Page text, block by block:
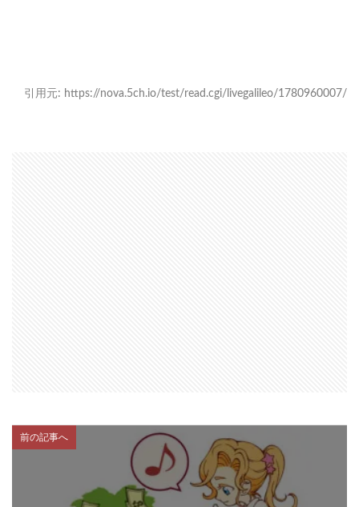
引用元: https://nova.5ch.io/test/read.cgi/livegalileo/1780960007/
前の記事へ